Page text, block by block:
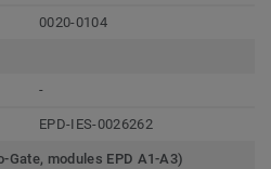
0020-0104
-
EPD-IES-0026262
Gate, modules EPD A1-A3)